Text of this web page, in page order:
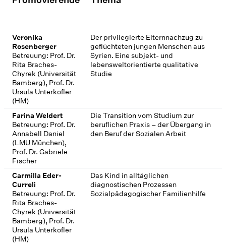
Veronika
Rosenberger
Betreuung: Prof. Dr.
Rita Braches-
Chyrek (Universität
Bamberg), Prof. Dr.
Ursula Unterkofler
(HM)
Der privilegierte Elternnachzug zu
geflüchteten jungen Menschen aus
Syrien. Eine subjekt- und
lebensweltorientierte qualitative
Studie
Farina Weldert
Betreuung: Prof. Dr.
Annabell Daniel
(LMU München),
Prof. Dr. Gabriele
Fischer
Die Transition vom Studium zur
beruflichen Praxis – der Übergang in
den Beruf der Sozialen Arbeit
Carmilla Eder-
Curreli
Betreuung: Prof. Dr.
Rita Braches-
Chyrek (Universität
Bamberg), Prof. Dr.
Ursula Unterkofler
(HM)
Das Kind in alltäglichen
diagnostischen Prozessen
Sozialpädagogischer Familienhilfe